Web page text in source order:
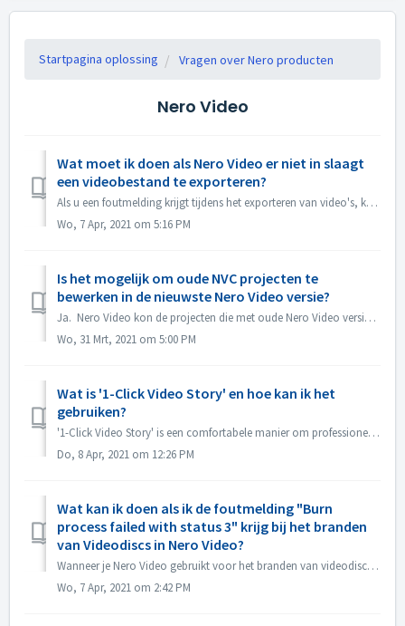
Startpagina oplossing Vragen over Nero producten
Nero Video
Wat moet ik doen als Nero Video er niet in slaagt
een videobestand te exporteren?
Als u een foutmelding krijgt tijdens het exporteren van video's, kunt u het hieronder proberen 1. Ga naar C:\Users[Huidige gebruiker]\AppData\Roaming[Hu...
Wo, 7 Apr, 2021 om 5:16 PM
Is het mogelijk om oude NVC projecten te
bewerken in de nieuwste Nero Video versie?
Ja. Nero Video kon de projecten die met oude Nero Video versies waren gemaakt openen en bewerken. Maar de oude Nero Video kan geen projecten openen die m...
Wo, 31 Mrt, 2021 om 5:00 PM
Wat is '1-Click Video Story' en hoe kan ik het
gebruiken?
'1-Click Video Story' is een comfortabele manier om professionele diavoorstellingen en films te maken, gewoon via drag & drop, en slechts één kl...
Do, 8 Apr, 2021 om 12:26 PM
Wat kan ik doen als ik de foutmelding "Burn
process failed with status 3" krijg bij het branden
van Videodiscs in Nero Video?
Wanneer je Nero Video gebruikt voor het branden van videodiscs, kun je deze fout tegenkomen. "Status 3" is een algemene status voor het brandproc...
Wo, 7 Apr, 2021 om 2:42 PM